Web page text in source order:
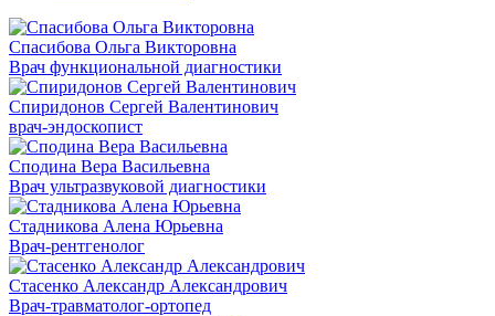
Спасибова Ольга Викторовна
Врач функциональной диагностики
Спиридонов Сергей Валентинович
врач-эндоскопист
Сподина Вера Васильевна
Врач ультразвуковой диагностики
Стадникова Алена Юрьевна
Врач-рентгенолог
Стасенко Александр Александрович
Врач-травматолог-ортопед